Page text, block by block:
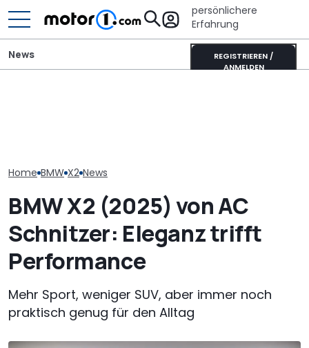
persönlichere
Erfahrung
REGISTRIEREN /
ANMELDEN
News
Home BMW X2 News
BMW X2 (2025) von AC
Schnitzer: Eleganz trifft
Performance
Mehr Sport, weniger SUV, aber immer noch
praktisch genug für den Alltag